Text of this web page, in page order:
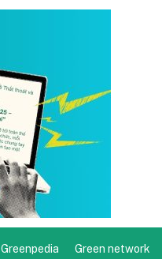
Greenpedia Green network